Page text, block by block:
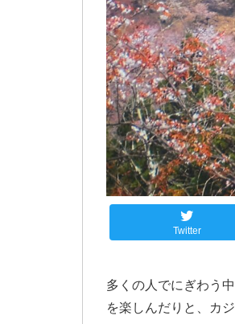
Twitter
多くの人でにぎわう
を楽しんだりと、カ